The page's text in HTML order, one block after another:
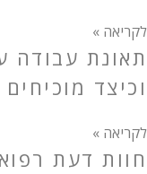
לקריאה »
תאונת עבודה
וכיצד
לקריאה »
חוות דעת